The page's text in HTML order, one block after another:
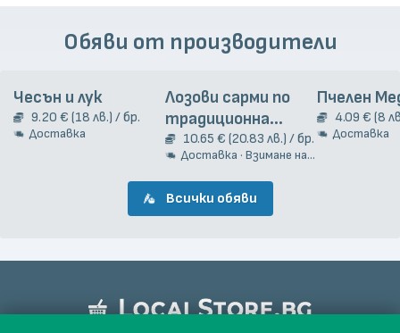
Обяви от производители
Чесън и лук
9.20 € (18 лв.) / бр.
Доставка
Лозови сарми по
традиционна
гръцка рецепта
2кг.
10.65 € (20.83 лв.) / бр.
Доставка · Взимане на място
Пчелен
4.09 € (8
Доставка
Всички обяви